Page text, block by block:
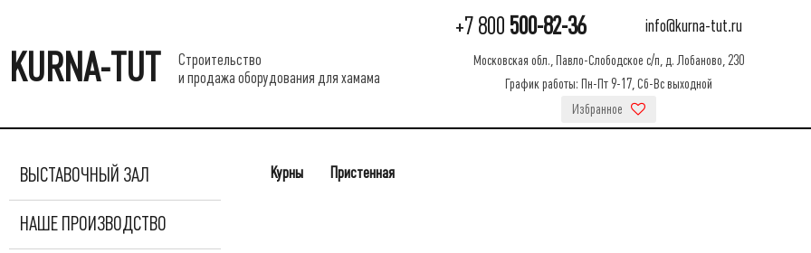
KURNA-TUT
Строительство
и продажа оборудования для хамама
+7 800 500-82-36 info@kurna-tut.ru
Московская обл., Павло-Слободское с/п, д. Лобаново, 230
График работы: Пн-Пт 9-17, Сб-Вс выходной
Избранное
ВЫСТАВОЧНЫЙ ЗАЛ
НАШЕ ПРОИЗВОДСТВО
Курны Пристенная